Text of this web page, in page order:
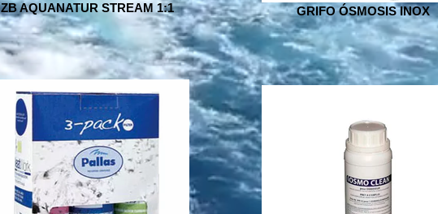
ZB AQUANATUR STREAM 1:1
GRIFO ÓSMOSIS INOX